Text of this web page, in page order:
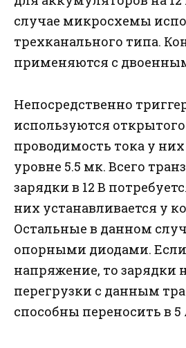
случае микросхемы
трехканального типа.
применяются с
Непосредственно
используются
проводимость тока у
уровне 5.5 мк. Всего
зарядки в 12 В
них устанавливается у
Остальные в данном
опорными диодами.
напряжение, то зарядки
перегрузки с данным
способны переносить в 5